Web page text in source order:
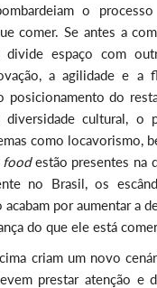
o
comer. Se antes a
divide espaço com
a agilidade e a
posicionamento do
diversidade cultural,
como locavorismo,
foodestão presentes na
no Brasil, os
acabam por aumentar a
do que ele está
criam um novo
prestar atenção e